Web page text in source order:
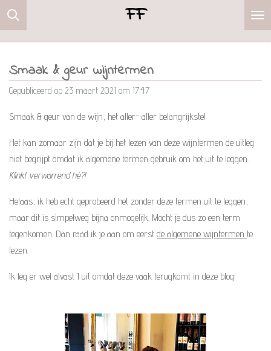
Ga
direct
hoofdinhoud
FF
Smaak & geur wijntermen
Gepubliceerd op 23 maart 2021 om 17:47
Smaak & geur van de wijn, het aller- aller belangrijkste!
Het kan zomaar zijn dat je bij het lezen van deze wijntermen de uitleg
niet begrijpt omdat ik algemene termen gebruik om het uit te leggen.
Klinkt verwarrend hè?!
Helaas, ik heb echt geprobeerd het zonder deze termen uit te leggen,
maar dit is simpelweg bijna onmogelijk. Mocht je dus zo een term
tegenkomen. Dan raad ik je aan om eerst de algemene wijntermen te
lezen.
Ik leg er wel alvast 1 uit omdat deze vaak terugkomt in deze blog: